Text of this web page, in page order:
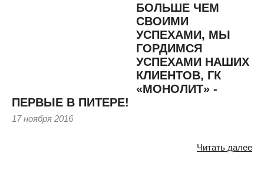
БОЛЬШЕ ЧЕМ
СВОИМИ
УСПЕХАМИ, МЫ
ГОРДИМСЯ
УСПЕХАМИ НАШИХ
КЛИЕНТОВ, ГК
«МОНОЛИТ» -
ПЕРВЫЕ В ПИТЕРЕ!
17 ноября 2016
Читать далее